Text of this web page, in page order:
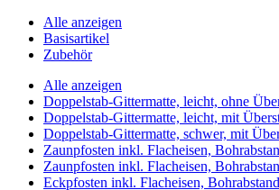
Alle anzeigen
Basisartikel
Zubehör
Alle anzeigen
Doppelstab-Gittermatte, leicht, ohne
Doppelstab-Gittermatte, leicht, mit
Doppelstab-Gittermatte, schwer, mit
Zaunpfosten inkl. Flacheisen,
Zaunpfosten inkl. Flacheisen,
Eckpfosten inkl. Flacheisen,